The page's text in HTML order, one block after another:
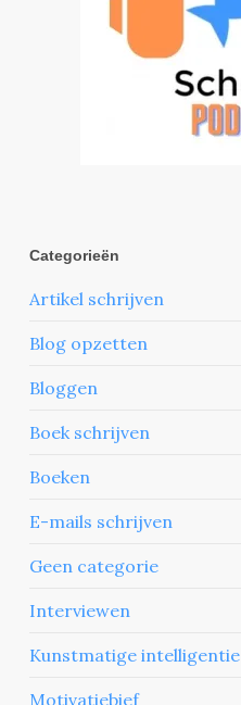
Categorieën
Artikel schrijven
Blog opzetten
Bloggen
Boek schrijven
Boeken
E-mails schrijven
Geen categorie
Interviewen
Kunstmatige intelligentie
Motivatiebief